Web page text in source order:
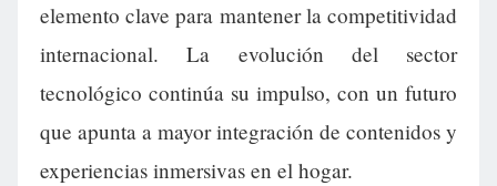
elemento clave para mantener la competitividad
internacional. La evolución del sector
tecnológico continúa su impulso, con un futuro
que apunta a mayor integración de contenidos y
experiencias inmersivas en el hogar.